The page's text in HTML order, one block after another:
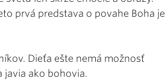
prvá predstava o povahe Boha je
Dieťa ešte nemá možnosť
javia ako bohovia.